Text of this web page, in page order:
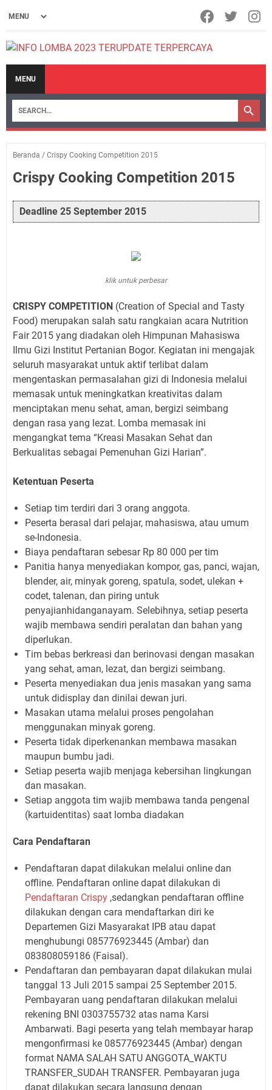
MENU
Beranda / Crispy Cooking Competition 2015
Crispy Cooking Competition 2015
Deadline 25 September 2015
klik untuk perbesar
CRISPY COMPETITION (Creation of Special and Tasty
Food) merupakan salah satu rangkaian acara Nutrition
Fair 2015 yang diadakan oleh Himpunan Mahasiswa
Ilmu Gizi Institut Pertanian Bogor. Kegiatan ini mengajak
seluruh masyarakat untuk aktif terlibat dalam
mengentaskan permasalahan gizi di Indonesia melalui
memasak untuk meningkatkan kreativitas dalam
menciptakan menu sehat, aman, bergizi seimbang
dengan rasa yang lezat. Lomba memasak ini
mengangkat tema “Kreasi Masakan Sehat dan
Berkualitas sebagai Pemenuhan Gizi Harian”.
Ketentuan Peserta
Setiap tim terdiri dari 3 orang anggota.
Peserta berasal dari pelajar, mahasiswa, atau umum
se-Indonesia.
Biaya pendaftaran sebesar Rp 80 000 per tim
Panitia hanya menyediakan kompor, gas, panci, wajan,
blender, air, minyak goreng, spatula, sodet, ulekan +
codet, talenan, dan piring untuk
penyajianhidanganayam. Selebihnya, setiap peserta
wajib membawa sendiri peralatan dan bahan yang
diperlukan.
Tim bebas berkreasi dan berinovasi dengan masakan
yang sehat, aman, lezat, dan bergizi seimbang.
Peserta menyediakan dua jenis masakan yang sama
untuk didisplay dan dinilai dewan juri.
Masakan utama melalui proses pengolahan
menggunakan minyak goreng.
Peserta tidak diperkenankan membawa masakan
maupun bumbu jadi.
Setiap peserta wajib menjaga kebersihan lingkungan
dan masakan.
Setiap anggota tim wajib membawa tanda pengenal
(kartuidentitas) saat lomba diadakan
Cara Pendaftaran
Pendaftaran dapat dilakukan melalui online dan
offline. Pendaftaran online dapat dilakukan di
Pendaftaran Crispy ,sedangkan pendaftaran offline
dilakukan dengan cara mendaftarkan diri ke
Departemen Gizi Masyarakat IPB atau dapat
menghubungi 085776923445 (Ambar) dan
083808059186 (Faisal).
Pendaftaran dan pembayaran dapat dilakukan mulai
tanggal 13 Juli 2015 sampai 25 September 2015.
Pembayaran uang pendaftaran dilakukan melalui
rekening BNI 0303755732 atas nama Karsi
Ambarwati. Bagi peserta yang telah membayar harap
mengonfirmasi ke 085776923445 (Ambar) dengan
format NAMA SALAH SATU ANGGOTA_WAKTU
TRANSFER_SUDAH TRANSFER. Pembayaran juga
dapat dilakukan secara langsung dengan